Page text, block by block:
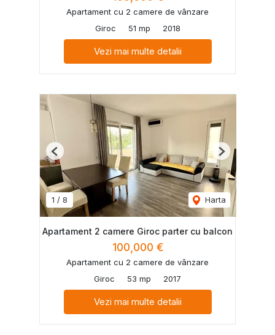
Apartament cu 2 camere de vânzare
Giroc
51 mp 2018
Vezi mai multe detalii
1 / 8 Harta
Previous Next
Apartament 2 camere Giroc parter cu balcon
100,000 €
Apartament cu 2 camere de vânzare
Giroc
53 mp 2017
Vezi mai multe detalii